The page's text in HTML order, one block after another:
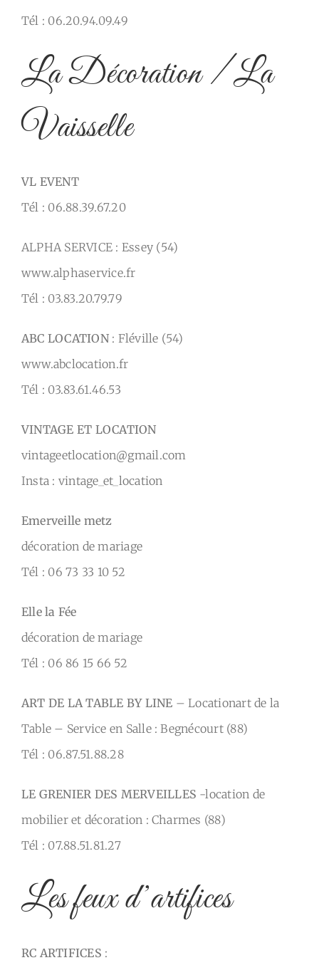
Tél : 06.20.94.09.49
La Décoration / La
Vaisselle
VL EVENT
Tél : 06.88.39.67.20
ALPHA SERVICE : Essey (54)
www.alphaservice.fr
Tél : 03.83.20.79.79
ABC LOCATION: Fléville (54)
www.abclocation.fr
Tél : 03.83.61.46.53
VINTAGE ET LOCATION
vintageetlocation@gmail.com
Insta : vintage_et_location
Emerveille metz
décoration de mariage
Tél : 06 73 33 10 52
Elle la Fée
décoration de mariage
Tél : 06 86 15 66 52
ART DE LA TABLE BY LINE – Locationart de la
Table – Service en Salle : Begnécourt (88)
Tél : 06.87.51.88.28
LE GRENIER DES MERVEILLES -location de
mobilier et décoration : Charmes (88)
Tél : 07.88.51.81.27
Les feux d’artifices
RC ARTIFICES :